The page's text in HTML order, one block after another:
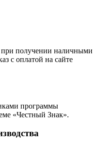
при получении наличными
с оплатой на сайте
программы
«Честный Знак».